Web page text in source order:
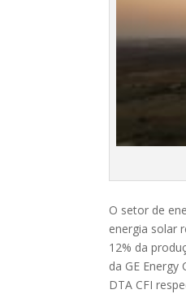
O setor de
energia solar
12% da
da GE
DTA CFI